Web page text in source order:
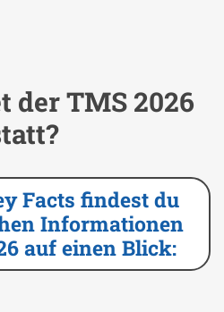
der TMS 2026
Facts findest du
Informationen
auf einen Blick: